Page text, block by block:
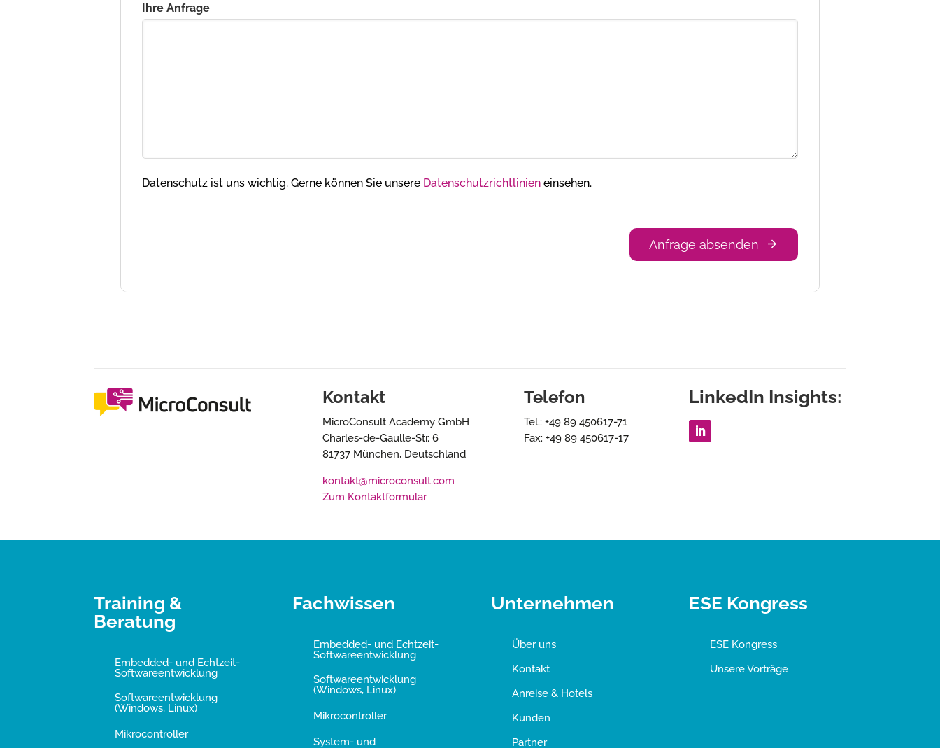
Ihre Anfrage
Datenschutz ist uns wichtig. Gerne können Sie unsere Datenschutzrichtlinien einsehen.
Anfrage absenden
Kontakt
MicroConsult Academy GmbH
Charles-de-Gaulle-Str. 6
81737 München, Deutschland
kontakt@microconsult.com
Zum Kontaktformular
Telefon
Tel.: +49 89 450617-71
Fax: +49 89 450617-17
LinkedIn Insights:
Training &
Beratung
Embedded- und Echtzeit-
Softwareentwicklung
Softwareentwicklung
(Windows, Linux)
Mikrocontroller
Fachwissen
Embedded- und Echtzeit-
Softwareentwicklung
Softwareentwicklung
(Windows, Linux)
Mikrocontroller
System- und
Unternehmen
Über uns
Kontakt
Anreise & Hotels
Kunden
Partner
ESE Kongress
ESE Kongress
Unsere Vorträge